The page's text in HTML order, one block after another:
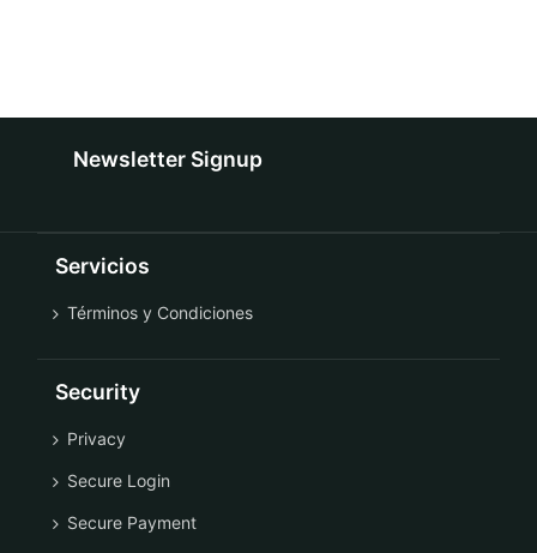
Newsletter Signup
Servicios
Términos y Condiciones
Security
Privacy
Secure Login
Secure Payment